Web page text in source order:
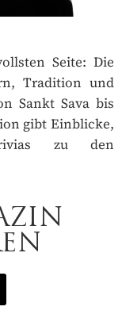
Seite: Die
Tradition und
Sankt Sava bis
gibt Einblicke,
zu den